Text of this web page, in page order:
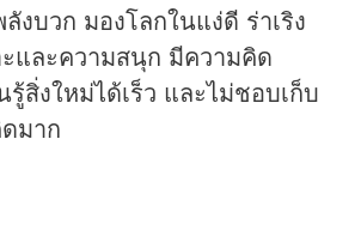
งบวก มองโลกในแง่ดี ร่าเริง
ะและความสนุก มีความคิด
รู้สิ่งใหม่ได้เร็ว และไม่ชอบเก็บ
มาก